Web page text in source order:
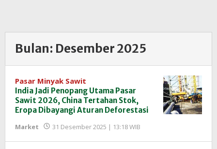
Bulan: Desember 2025
Pasar Minyak Sawit
India Jadi Penopang Utama Pasar
Sawit 2026, China Tertahan Stok,
Eropa Dibayangi Aturan Deforestasi
Market 31 Desember 2025 | 13:18 WIB
InfoSAWIT